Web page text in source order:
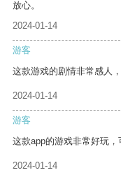
放心。
2024-01-14
游客
这款游戏的剧情非常感人
2024-01-14
游客
这款app的游戏非常好玩，
2024-01-14